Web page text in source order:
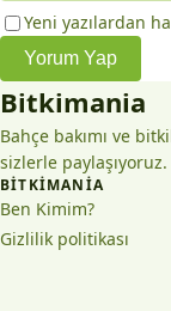
Yeni yazılardan
Yorum Yap
Bitkimania
Bahçe bakımı ve
sizlerle paylaşıyoruz.
BITKIMANIA
Ben Kimim?
Gizlilik politikası